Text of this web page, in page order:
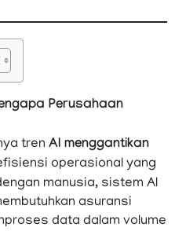
Perusahaan
tren AI menggantikan
operasional yang
manusia, sistem AI
asuransi
data dalam volume